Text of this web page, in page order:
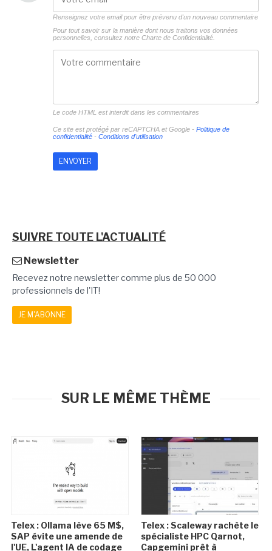
Renseignez votre email pour être prévenu d'un nouveau commentaire
Pour tout savoir sur la manière dont nous traitons vos données
personnelles, consultez notre Charte de Confidentialité.
Le code HTML est interdit dans les commentaires
Ce site est protégé par reCAPTCHA et Google - Politique de
confidentialité- Conditions d'utilisation
SUIVRE TOUTE L'ACTUALITÉ
Newsletter
Recevez notre newsletter comme plus de 50 000
professionnels de l'IT!
JE M'ABONNE
SUR LE MÊME THÈME
Telex : Ollama lève 65 M$,
SAP évite une amende de
l'UE, L'agent IA de codage
Telex : Scaleway rachète le
spécialiste HPC Qarnot,
Capgemini prêt à